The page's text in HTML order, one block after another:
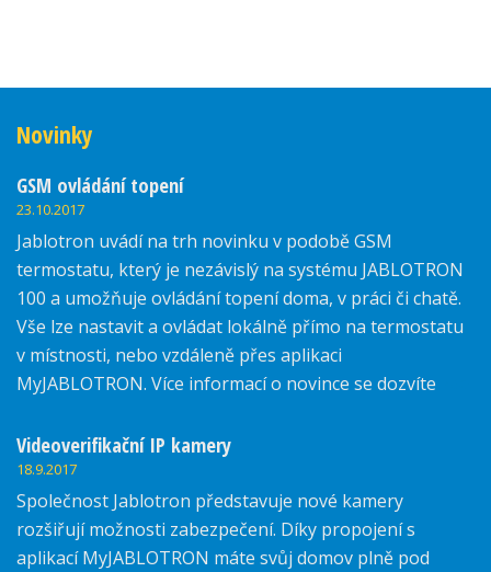
Novinky
GSM ovládání topení
23.10.2017
Jablotron uvádí na trh novinku v podobě GSM
termostatu, který je nezávislý na systému JABLOTRON
100 a umožňuje ovládání topení doma, v práci či chatě.
Vše lze nastavit a ovládat lokálně přímo na termostatu
v místnosti, nebo vzdáleně přes aplikaci
MyJABLOTRON. Více informací o novince se dozvíte
Videoverifikační IP kamery
18.9.2017
Společnost Jablotron představuje nové kamery
rozšiřují možnosti zabezpečení. Díky propojení s
aplikací MyJABLOTRON máte svůj domov plně pod